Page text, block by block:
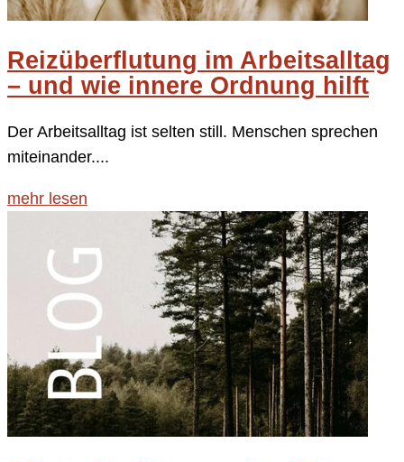
Reizüberflutung im Arbeitsalltag
– und wie innere Ordnung hilft
Der Arbeitsalltag ist selten still. Menschen sprechen
miteinander....
mehr lesen